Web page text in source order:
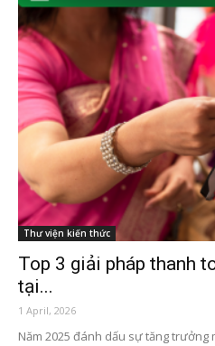
Thư viện kiến thức
Top 3 giải pháp thanh
tại...
1 April, 2026
Năm 2025 đánh dấu sự tăng trưởng